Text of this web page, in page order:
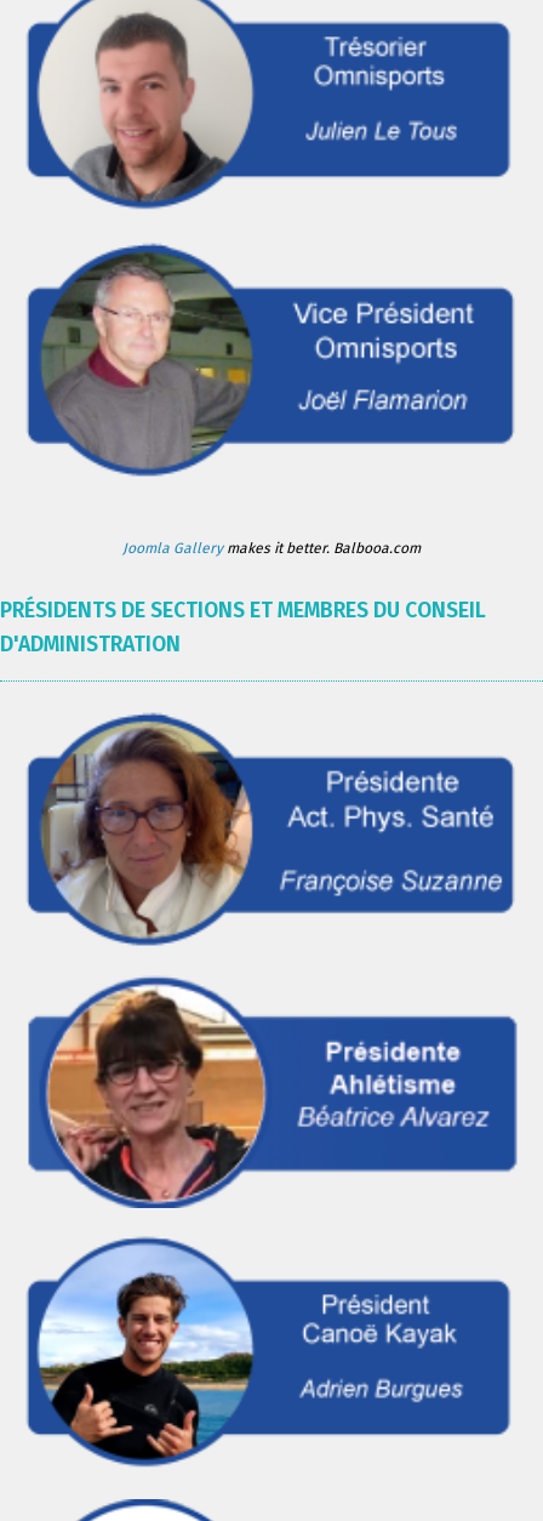
Joomla Gallerymakes it better. Balbooa.com
PRÉSIDENTS DE SECTIONS ET MEMBRES DU CONSEIL
D'ADMINISTRATION